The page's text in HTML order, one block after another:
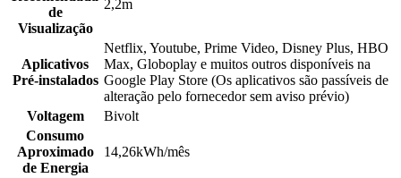
de
Visualização
2,2m
Aplicativos
Pré-instalados
Netflix, Youtube, Prime Video, Disney Plus, HBO
Max, Globoplay e muitos outros disponíveis na
Google Play Store (Os aplicativos são passíveis de
alteração pelo fornecedor sem aviso prévio)
Voltagem
Bivolt
Consumo
Aproximado
de Energia
14,26kWh/mês